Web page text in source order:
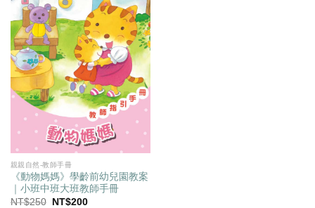
親親自然-教師手冊
《動物媽媽》學齡前幼兒園教案
｜小班中班大班教師手冊
NT$250
原
NT$200目